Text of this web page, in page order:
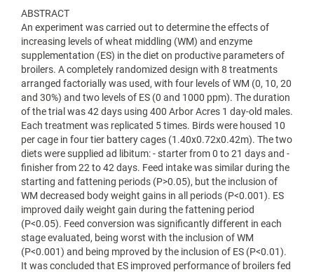
ABSTRACT
An experiment was carried out to determine the effects of
increasing levels of wheat middling (WM) and enzyme
supplementation (ES) in the diet on productive parameters of
broilers. A completely randomized design with 8 treatments
arranged factorially was used, with four levels of WM (0, 10, 20
and 30%) and two levels of ES (0 and 1000 ppm). The duration
of the trial was 42 days using 400 Arbor Acres 1 day-old males.
Each treatment was replicated 5 times. Birds were housed 10
per cage in four tier battery cages (1.40x0.72x0.42m). The two
diets were supplied ad libitum: - starter from 0 to 21 days and -
finisher from 22 to 42 days. Feed intake was similar during the
starting and fattening periods (P>0.05), but the inclusion of
WM decreased body weight gains in all periods (P<0.001). ES
improved daily weight gain during the fattening period
(P<0.05). Feed conversion was significantly different in each
stage evaluated, being worst with the inclusion of WM
(P<0.001) and being mproved by the inclusion of ES (P<0.01).
It was concluded that ES improved performance of broilers fed